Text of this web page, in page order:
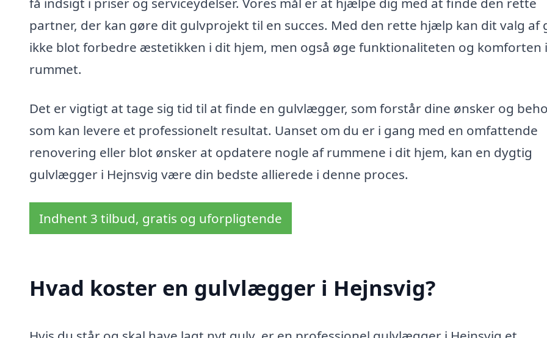
partner, der kan gøre dit gulvprojekt til en succes. Med den rette hjælp kan dit valg af
ikke blot forbedre æstetikken i dit hjem, men også øge funktionaliteten og komforten i
rummet.
Det er vigtigt at tage sig tid til at finde en gulvlægger, som forstår dine ønsker og
som kan levere et professionelt resultat. Uanset om du er i gang med en omfattende
renovering eller blot ønsker at opdatere nogle af rummene i dit hjem, kan en dygtig
gulvlægger i Hejnsvig være din bedste allierede i denne proces.
Indhent 3 tilbud, gratis og uforpligtende
Hvad koster en gulvlægger i Hejnsvig?